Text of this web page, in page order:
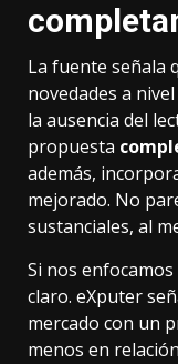
La fuente señala
novedades a
la ausencia del
propuesta
además,
mejorado. No
sustanciales, al
Si nos
claro. eXputer
mercado con un
menos en